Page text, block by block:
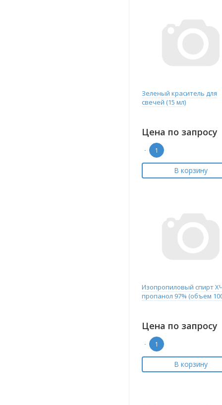
Зеленый краситель для
свечей (15 мл)
Цена по запросу
-
В корзину
Изопропиловый спирт
пропанол 97% (объем
Цена по запросу
-
В корзину